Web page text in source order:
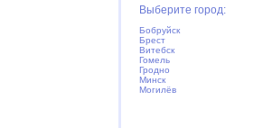
Выберите город:
Бобруйск
Брест
Витебск
Гомель
Гродно
Минск
Могилёв